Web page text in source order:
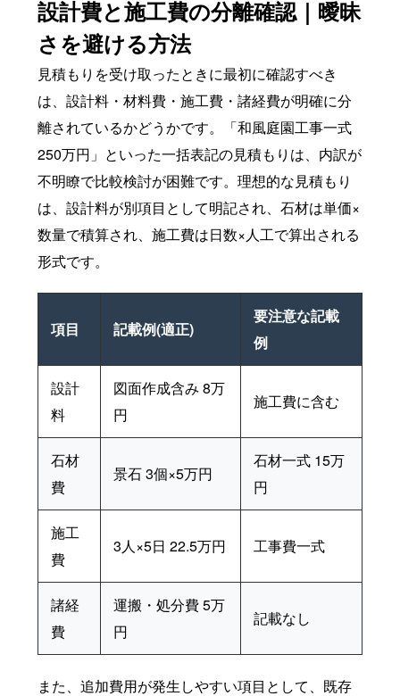
設計費と施工費の分離確認｜曖昧
さを避ける方法
見積もりを受け取ったときに最初に確認すべき
は、設計料・材料費・施工費・諸経費が明確に分
離されているかどうかです。「和風庭園工事一式
250万円」といった一括表記の見積もりは、内訳が
不明瞭で比較検討が困難です。理想的な見積もり
は、設計料が別項目として明記され、石材は単価×
数量で積算され、施工費は日数×人工で算出される
形式です。
項目 記載例(適正)
要注意な記載
例
設計
料
図面作成含み 8万
円
施工費に含む
石材
費
景石 3個×5万円
石材一式 15万
円
施工
費
3人×5日 22.5万円 工事費一式
諸経
費
運搬・処分費 5万
円
記載なし
また、追加費用が発生しやすい項目として、既存